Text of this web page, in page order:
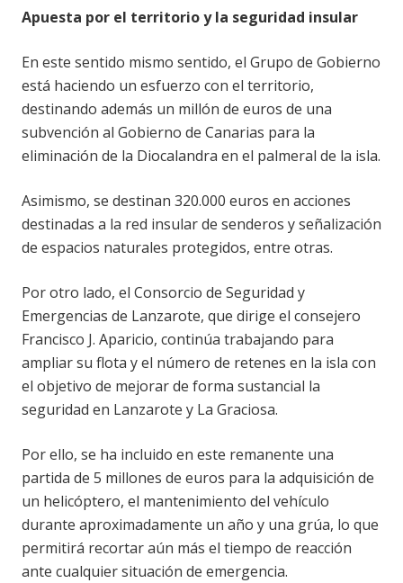
Apuesta por el territorio y la seguridad insular
En este sentido mismo sentido, el Grupo de Gobierno
está haciendo un esfuerzo con el territorio,
destinando además un millón de euros de una
subvención al Gobierno de Canarias para la
eliminación de la Diocalandra en el palmeral de la isla.
Asimismo, se destinan 320.000 euros en acciones
destinadas a la red insular de senderos y señalización
de espacios naturales protegidos, entre otras.
Por otro lado, el Consorcio de Seguridad y
Emergencias de Lanzarote, que dirige el consejero
Francisco J. Aparicio, continúa trabajando para
ampliar su flota y el número de retenes en la isla con
el objetivo de mejorar de forma sustancial la
seguridad en Lanzarote y La Graciosa.
Por ello, se ha incluido en este remanente una
partida de 5 millones de euros para la adquisición de
un helicóptero, el mantenimiento del vehículo
durante aproximadamente un año y una grúa, lo que
permitirá recortar aún más el tiempo de reacción
ante cualquier situación de emergencia.